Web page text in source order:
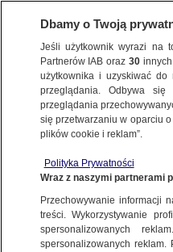
ŚWIAT
1.11.2011, 17:27
Udostępnij
Dbamy o Twoją
Jeśli użytkownik wyrazi na
Partnerów IAB oraz30
użytkownika i uzyskiwać
przeglądania. Odbywa
przeglądania
się przetwarzaniu w oparciu
plików cookie i reklam”.
Polityka Prywatności
Wraz z naszymi partnerami
Przechowywanie informacji
treści. Wykorzystywanie
spersonalizowanych
spersonalizowanych